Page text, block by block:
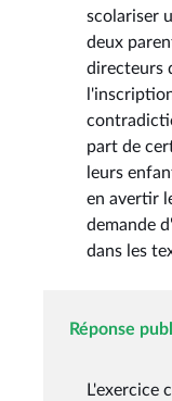
scolariser
deux
directeurs
part de
leurs
en avertir
demande
dans les
Réponse
L'exercice